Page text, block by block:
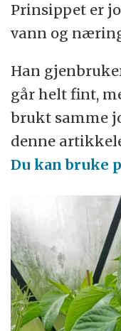
Prinsippet er
vann og
Han
går helt fint,
brukt samme
denne
Du kan bruke